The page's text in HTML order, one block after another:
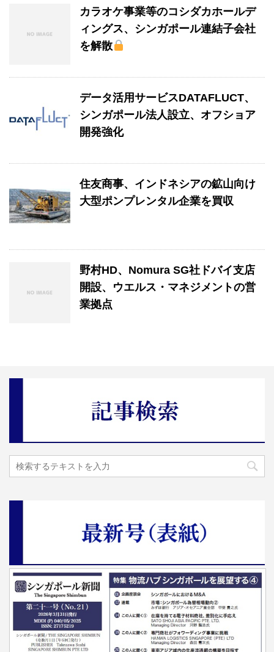
カラオケ事業等のコシダカホールデ
ィングス、シンガポール連結子会社
を解散
データ活用サービスDATAFLUCT、
シンガポール法人設立、オフショア
開発強化
住友商事、インドネシアの鉱山向け
大型ポンプレンタル企業を買収
野村HD、Nomura SG社ドバイ支店
開設、ウエルス・マネジメントの営
業拠点